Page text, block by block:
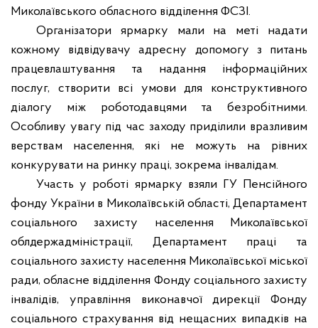
Миколаївського обласного відділення ФСЗІ.
Організатори ярмарку мали на меті надати
кожному відвідувачу адресну допомогу з питань
працевлаштування та надання інформаційних
послуг, створити всі умови для конструктивного
діалогу між роботодавцями та безробітними.
Особливу увагу під час заходу приділили вразливим
верствам населення, які не можуть на рівних
конкурувати на ринку праці, зокрема інвалідам.
Участь у роботі ярмарку взяли ГУ Пенсійного
фонду України в Миколаївській області, Департамент
соціального захисту населення Миколаївської
облдержадміністрації, Департамент праці та
соціального захисту населення Миколаївської міської
ради, обласне відділення Фонду соціального захисту
інвалідів, управління виконавчої дирекції Фонду
соціального страхування від нещасних випадків на